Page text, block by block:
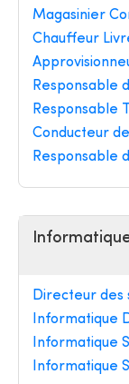
Magasinier
Chauffeur
Responsable
Responsable
Conducteur
Responsable
Directeur des
Informatique
Informatique
Informatique